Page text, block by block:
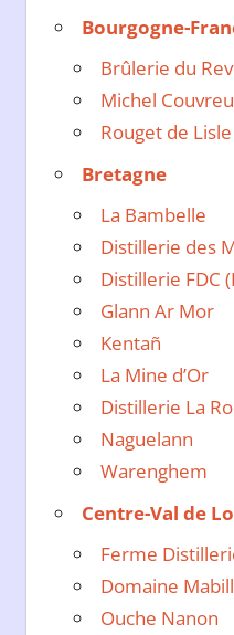
Bourgogne-
Brûlerie du
Michel
Rouget de Lisle
Bretagne
La Bambelle
Distillerie des
Distillerie FDC
Glann Ar Mor
Kentañ
La Mine d’Or
Distillerie La
Naguelann
Warenghem
Centre-Val de
Ferme
Domaine
Ouche Nanon